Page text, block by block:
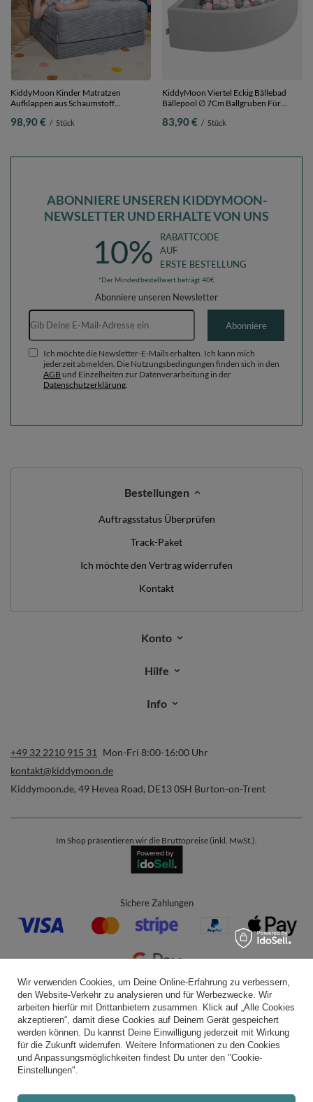
KiddyMoon Kinder Matratzen
Aufklappen aus Schaumstoff
Kinderzimmer Faltmatratze,
98,90 € / Stück
KiddyMoon Viertel Eckig Bällebad
Bällepool ∅ 7Cm Ballgruben Für
Hergestellt in der EU,
83,90 € / Stück
ABONNIERE UNSEREN KIDDYMOON-
NEWSLETTER UND ERHALTE VON UNS
10%
RABATTCODE
AUF
ERSTE BESTELLUNG
*Der Mindestbestellwert beträgt 40€
Abonniere unseren Newsletter
E-Mail-Adresse
Abonniere
Ich möchte die Newsletter-E-Mails erhalten. Ich kann mich
jederzeit abmelden. Die Nutzungsbedingungen finden sich in den
AGB und Einzelheiten zur Datenverarbeitung in der
Datenschutzerklärung
Bestellungen
Auftragsstatus Überprüfen
Track-Paket
Ich möchte den Vertrag widerrufen
Kontakt
Konto
Hilfe
Info
+49 32 2210 915 31
Mon-Fri 8:00-16:00 Uhr
kontakt@kiddymoon.de
Kiddymoon.de, 49 Hevea Road, DE13 0SH Burton-on-Trent
Im Shop präsentieren wir die Bruttopreise (inkl. MwSt.).
Sichere Zahlungen
Bequeme Lieferung
Du kannst uns vertrauen
Wir verwenden Cookies, um Deine Online-Erfahrung zu verbessern,
den Website-Verkehr zu analysieren und für Werbezwecke. Wir
arbeiten hierfür mit Drittanbietern zusammen. Klick auf „Alle Cookies
akzeptieren“, damit diese Cookies auf Deinem Gerät gespeichert
werden können. Du kannst Deine Einwilligung jederzeit mit Wirkung
für die Zukunft widerrufen. Weitere Informationen zu den Cookies
und Anpassungsmöglichkeiten findest Du unter den "Cookie-
Einstellungen".